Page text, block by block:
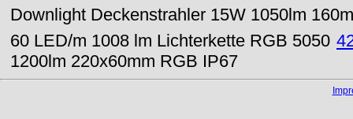
Downlight Deckenstrahler 15W 1050lm
60 LED/m 1008 lm Lichterkette RGB 5050
1200lm 220x60mm RGB IP67